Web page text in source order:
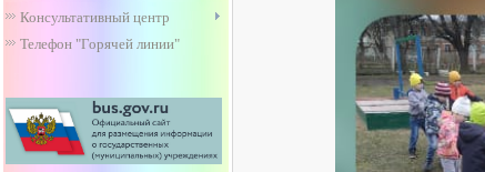
Консультативный центр
Телефон "Горячей линии"